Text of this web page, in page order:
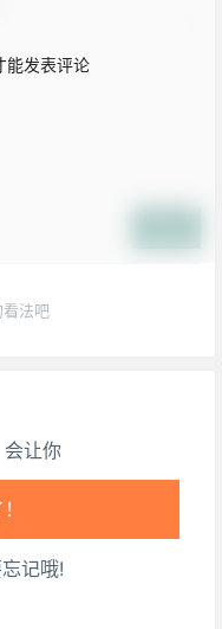
能发表评论
看法吧
会让你
！记哦!